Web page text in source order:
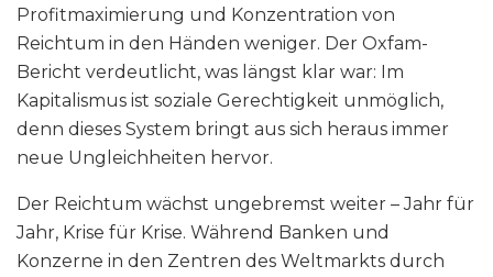
Profitmaximierung und Konzentration von
Reichtum in den Händen weniger. Der Oxfam-
Bericht verdeutlicht, was längst klar war: Im
Kapitalismus ist soziale Gerechtigkeit unmöglich,
denn dieses System bringt aus sich heraus immer
neue Ungleichheiten hervor.
Der Reichtum wächst ungebremst weiter – Jahr für
Jahr, Krise für Krise. Während Banken und
Konzerne in den Zentren des Weltmarkts durch